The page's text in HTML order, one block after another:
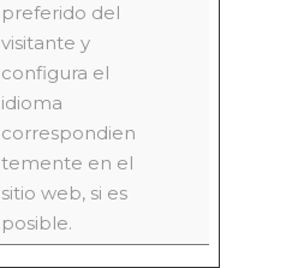
preferido del
visitante y
configura el
idioma
correspondien
temente en el
sitio web, si es
posible.